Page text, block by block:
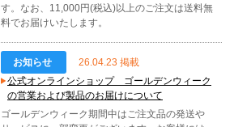
す。なお、11,000円(税込)以上のご注文は送料無
料でお届けいたします。
お知らせ
26.04.23 掲載
公式オンラインショップ ゴールデンウィーク
の営業および製品のお届けについて
ゴールデンウィーク期間中はご注文品の発送や